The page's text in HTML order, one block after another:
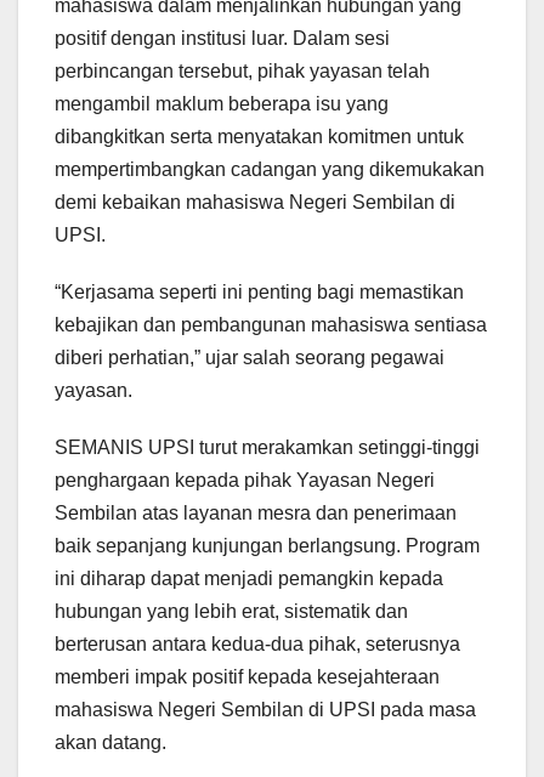
mahasiswa dalam menjalinkan hubungan yang
positif dengan institusi luar. Dalam sesi
perbincangan tersebut, pihak yayasan telah
mengambil maklum beberapa isu yang
dibangkitkan serta menyatakan komitmen untuk
mempertimbangkan cadangan yang dikemukakan
demi kebaikan mahasiswa Negeri Sembilan di
UPSI.
“Kerjasama seperti ini penting bagi memastikan
kebajikan dan pembangunan mahasiswa sentiasa
diberi perhatian,” ujar salah seorang pegawai
yayasan.
SEMANIS UPSI turut merakamkan setinggi-tinggi
penghargaan kepada pihak Yayasan Negeri
Sembilan atas layanan mesra dan penerimaan
baik sepanjang kunjungan berlangsung. Program
ini diharap dapat menjadi pemangkin kepada
hubungan yang lebih erat, sistematik dan
berterusan antara kedua-dua pihak, seterusnya
memberi impak positif kepada kesejahteraan
mahasiswa Negeri Sembilan di UPSI pada masa
akan datang.